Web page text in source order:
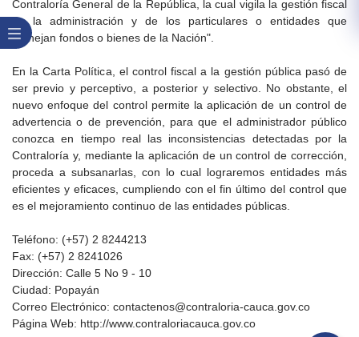
Contraloría General de la República, la cual vigila la gestión fiscal
de la administración y de los particulares o entidades que
manejan fondos o bienes de la Nación".
En la Carta Política, el control fiscal a la gestión pública pasó de
ser previo y perceptivo, a posterior y selectivo. No obstante, el
nuevo enfoque del control permite la aplicación de un control de
advertencia o de prevención, para que el administrador público
conozca en tiempo real las inconsistencias detectadas por la
Contraloría y, mediante la aplicación de un control de corrección,
proceda a subsanarlas, con lo cual lograremos entidades más
eficientes y eficaces, cumpliendo con el fin último del control que
es el mejoramiento continuo de las entidades públicas.​
Teléfono: (+57) 2 8244213
Fax: (+57) 2 8241026
Dirección: Calle 5 No 9 - 10
Ciudad: Popayán
Correo Electrónico: contactenos@contraloria-cauca.gov.co
Página Web: http://www.contraloriacauca.gov.co